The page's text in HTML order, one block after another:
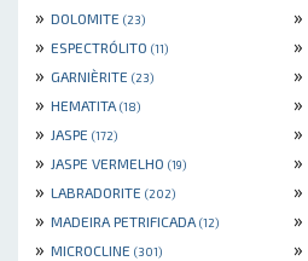
» DOLOMITE (23) »
» ESPECTRÓLITO (11) »
» GARNIÈRITE (23) »
» HEMATITA (18) »
» JASPE (172) »
» JASPE VERMELHO (19) »
» LABRADORITE (202) »
» MADEIRA PETRIFICADA (12) »
» MICROCLINE (301) »